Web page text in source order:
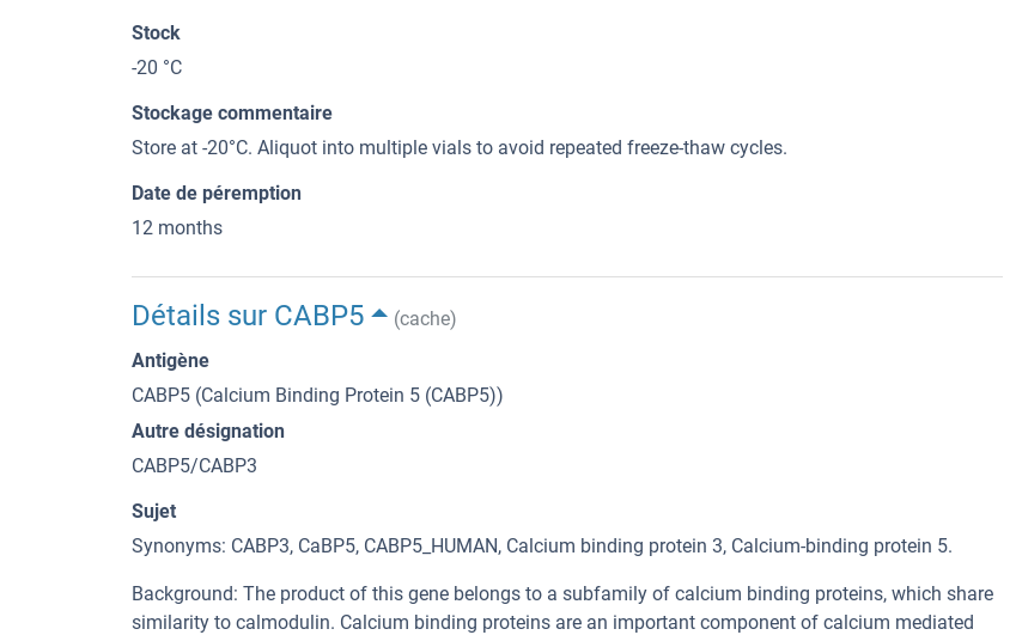
Stock
-20 °C
Stockage commentaire
Store at -20°C. Aliquot into multiple vials to avoid repeated freeze-thaw cycles.
Date de péremption
12 months
Détails sur CABP5
(cache)
Antigène
CABP5 (Calcium Binding Protein 5 (CABP5))
Autre désignation
CABP5/CABP3
Sujet
Synonyms: CABP3, CaBP5, CABP5_HUMAN, Calcium binding protein 3, Calcium-binding protein 5.
Background: The product of this gene belongs to a subfamily of calcium binding proteins, which share
similarity to calmodulin. Calcium binding proteins are an important component of calcium mediated